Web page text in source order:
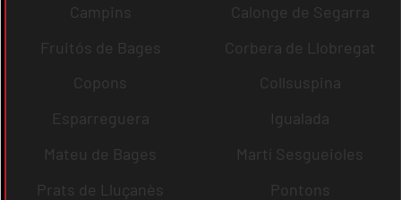
Campins
Calonge de Segarra
Fruitós de Bages
Corbera de Llobregat
Copons
Collsuspina
Esparreguera
Igualada
Mateu de Bages
Martí Sesgueioles
Prats de Lluçanès
Pontons